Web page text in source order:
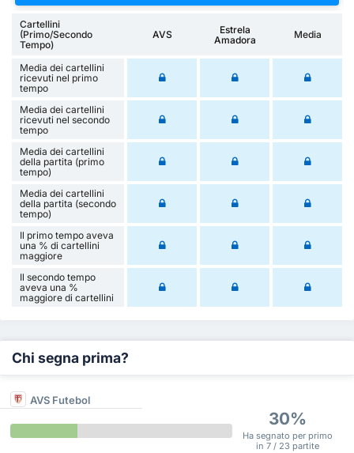
Cartellini
(Primo/Secondo
Tempo)
AVS
Estrela
Amadora
Media
Media dei cartellini
ricevuti nel primo
tempo
Media dei cartellini
ricevuti nel secondo
tempo
Media dei cartellini
della partita (primo
tempo)
Media dei cartellini
della partita (secondo
tempo)
Il primo tempo aveva
una % di cartellini
maggiore
Il secondo tempo
aveva una %
maggiore di cartellini
Chi segna prima?
AVS Futebol
30%
Ha segnato per primo
in 7 / 23 partite